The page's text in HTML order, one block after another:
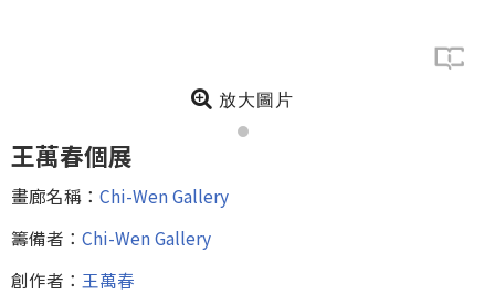
放大圖片
王萬春個展
畫廊名稱： Chi-Wen Gallery
籌備者： Chi-Wen Gallery
創作者： 王萬春